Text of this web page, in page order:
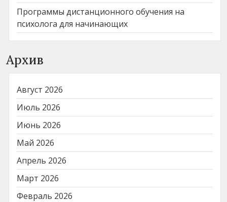
Программы дистанционного обучения на
психолога для начинающих
Архив
Август 2026
Июль 2026
Июнь 2026
Май 2026
Апрель 2026
Март 2026
Февраль 2026